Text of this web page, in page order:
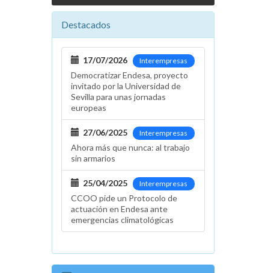
Destacados
Interempresas
17/07/2026
Democratizar Endesa, proyecto
invitado por la Universidad de
Sevilla para unas jornadas
europeas
Interempresas
27/06/2025
Ahora más que nunca: al trabajo
sin armarios
Interempresas
25/04/2025
CCOO pide un Protocolo de
actuación en Endesa ante
emergencias climatológicas